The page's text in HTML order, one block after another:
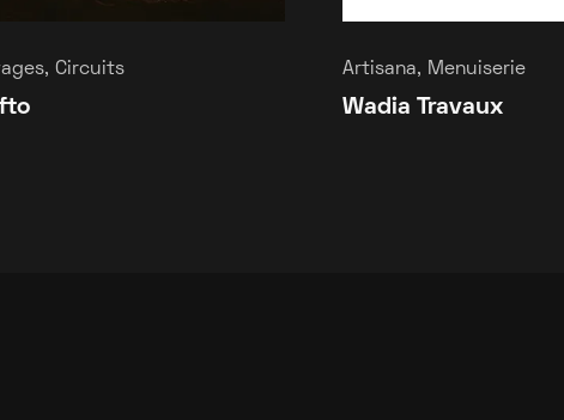
Circuits Artisana, Menuiserie
Wadia Travaux